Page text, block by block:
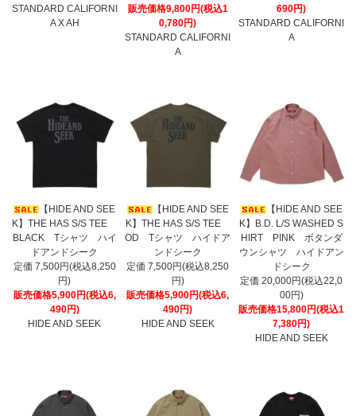
STANDARD CALIFORNI
A X AH
販売価格9,800円(税込1
0,780円)
STANDARD CALIFORNI
A
690円)
STANDARD CALIFORNI
A
【HIDE AND SEE
K】THE HAS S/S TEE
BLACK Tシャツ ハイ
ドアンドシーク
定価 7,500円(税込8,250
円)
販売価格5,900円(税込6,
490円)
HIDE AND SEEK
【HIDE AND SEE
K】THE HAS S/S TEE
OD Tシャツ ハイドア
ンドシーク
定価 7,500円(税込8,250
円)
販売価格5,900円(税込6,
490円)
HIDE AND SEEK
【HIDE AND SEE
K】B.D. L/S WASHED S
HIRT PINK ボタンダ
ウンシャツ ハイドアン
ドシーク
定価 20,000円(税込22,0
00円)
販売価格15,800円(税込1
7,380円)
HIDE AND SEEK